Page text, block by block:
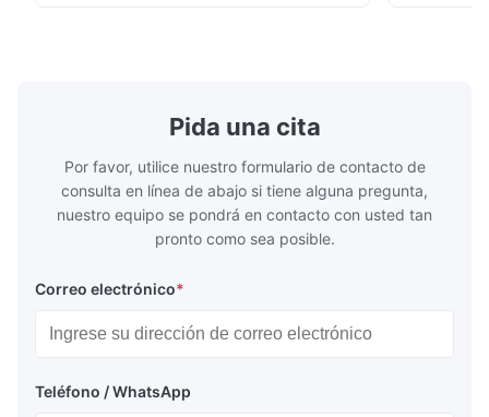
Pida una cita
Por favor, utilice nuestro formulario de contacto de
consulta en línea de abajo si tiene alguna pregunta,
nuestro equipo se pondrá en contacto con usted tan
pronto como sea posible.
Correo electrónico*
Teléfono / WhatsApp